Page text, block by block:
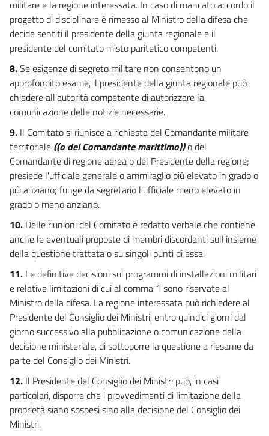
36
37
38
39
CAPO IV
AREA TECNICO AMMINISTRATIVA
SEZIONE I
((DIRETTORE NAZIONALE DEGLI ARMAMENTI))
40
41
42
SEZIONE II
((DIREZIONE NAZIONALE DEGLI ARMAMENTI))
((SEZIONE II-BIS))
44 bis
44 ter
CAPO V
AREA TECNICO INDUSTRIALE
45
46
47
48
49
militare e la regione interessata. In caso di mancato accordo il
progetto di disciplinare è rimesso al Ministro della difesa che
decide sentiti il presidente della giunta regionale e il
presidente del comitato misto paritetico competenti.
8.Se esigenze di segreto militare non consentono un
approfondito esame, il presidente della giunta regionale può
chiedere all'autorità competente di autorizzare la
comunicazione delle notizie necessarie.
9. Il Comitato si riunisce a richiesta del Comandante militare
territoriale ((o del Comandante marittimo))o del
Comandante di regione aerea o del Presidente della regione;
presiede l'ufficiale generale o ammiraglio più elevato in grado o
più anziano; funge da segretario l'ufficiale meno elevato in
grado o meno anziano.
10. Delle riunioni del Comitato è redatto verbale che contiene
anche le eventuali proposte di membri discordanti sull'insieme
della questione trattata o su singoli punti di essa.
11. Le definitive decisioni sui programmi di installazioni militari
e relative limitazioni di cui al comma 1 sono riservate al
Ministro della difesa. La regione interessata può richiedere al
Presidente del Consiglio dei Ministri, entro quindici giorni dal
giorno successivo alla pubblicazione o comunicazione della
decisione ministeriale, di sottoporre la questione a riesame da
parte del Consiglio dei Ministri.
12. Il Presidente del Consiglio dei Ministri può, in casi
particolari, disporre che i provvedimenti di limitazione della
proprietà siano sospesi sino alla decisione del Consiglio dei
Ministri.